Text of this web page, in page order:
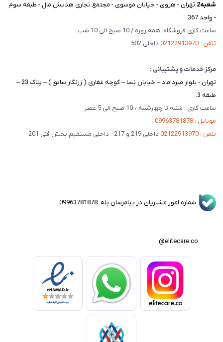
شعبه‌2 :تهران - هروی - خیابان موسوی - مجتمع تجاری هدیش مال - طبقه سوم
- واحد 367.
ساعت کاری فروشگاه: همه روزه / 10 صبح الی 10 شب.
تلفن : 02122913970
داخلی 502
مرکز خدمات و پشتیبانی :
تهران - بلوار میرداماد – خیابان نسا – کوچه غفاری ( زرنگار سابق ) – پلاک 23 –
طبقه 3.
ساعت کاری : شنبه تا چهارشنبه ٫ 10 صبح الی 5 عصر
موبایل : 09963781878
تلفن : 02122913970
داخلی 219 و 217 - داخلی مستقیم بخش فنی 201
شماره امور مشتریان در پیامرسان بله: 09963781878